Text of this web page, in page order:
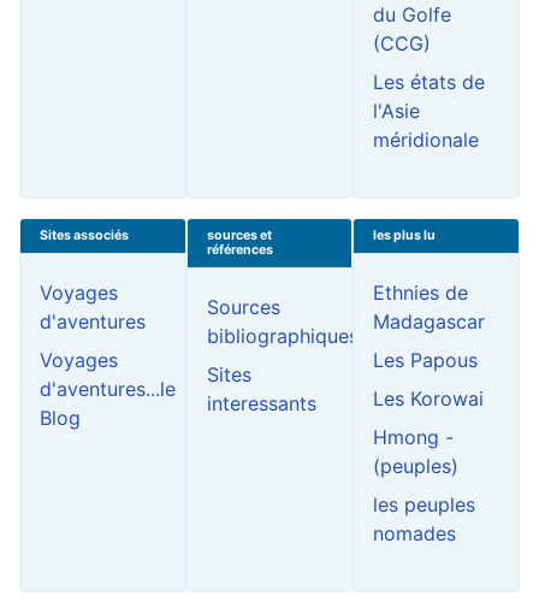
du Golfe
(CCG)
Les états de
l'Asie
méridionale
Sites associés
Voyages
d'aventures
Voyages
d'aventures...le
Blog
sources et
références
Sources
bibliographiques
Sites
interessants
les plus lu
Ethnies de
Madagascar
Les Papous
Les Korowai
Hmong -
(peuples)
les peuples
nomades